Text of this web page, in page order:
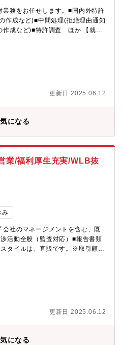
業務をお任せします。■国内外特許
作成など)■中間処理(拒絶理由通知
作成など)■特許調査 ほか 【就業
分ける事が可能となります。株
、本社近くの企業型保育施設、単
合もありますので、お気軽にご相
更新日 2025.06.12
気になる
業/福利厚生充実/WLB抜
み
会社のマネージメントを含む、既
活動全般（監査対応）■報告書類
タイルは、直販です。※取引顧客
】働き方改革を進めており、年
ライベートの時間をしっかりと分
会社ミラプログループとして、本
・世帯用の寮を利用可能な場合も
更新日 2025.06.12
気になる